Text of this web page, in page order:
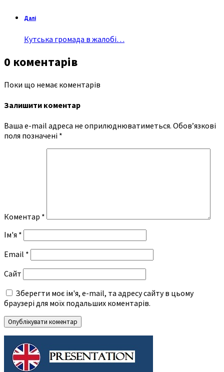
Далі
Кутська громада в жалобі…
0 коментарів
Поки що немає коментарів
Залишити коментар
Ваша e-mail адреса не оприлюднюватиметься. Обов’язкові
поля позначені *
Коментар *
Ім'я *
Email *
Сайт
Зберегти моє ім'я, e-mail, та адресу сайту в цьому
браузері для моїх подальших коментарів.